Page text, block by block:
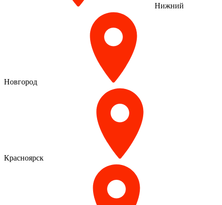
Нижний
Новгород
Красноярск